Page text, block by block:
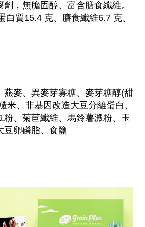
，無膽固醇、富含膳食纖維。
白質15.4 克、膳食纖維6.7 克、
燕麥、異麥芽寡糖、麥芽糖醇(甜
米、非基因改造大豆分離蛋白、
粉、菊苣纖維、馬鈴薯澱粉、玉
豆卵磷脂、食鹽